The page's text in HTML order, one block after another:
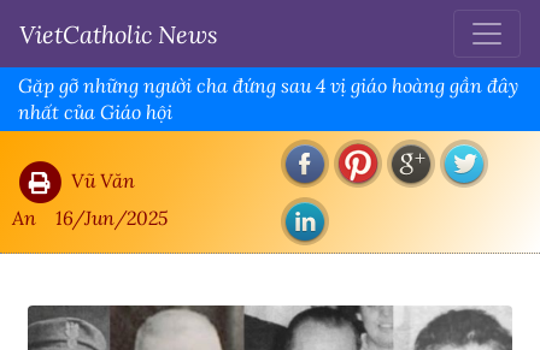
VietCatholic News
Gặp gỡ những người cha đứng sau 4 vị giáo hoàng gần đây
nhất của Giáo hội
Vũ Văn
An
16/Jun/2025